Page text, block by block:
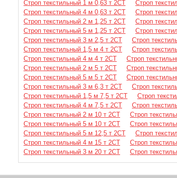
Строп текстильный 1 м 0,63 т 2СТ Строп
Строп текстильный 4 м 0,63 т 2СТ
Строп
Строп текстильный 2 м 1,25 т 2СТ
Строп
Строп текстильный 5 м 1,25 т 2СТ
Строп
Строп текстильный 3 м 2,5 т 2СТ
Строп
Строп текстильный 1,5 м 4 т 2СТ
Строп
Строп текстильный 4 м 4 т 2СТ
Строп
Строп текстильный 2 м 5 т 2СТ
Строп
Строп текстильный 5 м 5 т 2СТ
Строп
Строп текстильный 3 м 6,3 т 2СТ
Строп
Строп текстильный 1,5 м 7,5 т 2СТ
Строп
Строп текстильный 4 м 7,5 т 2СТ
Строп
Строп текстильный 2 м 10 т 2СТ
Строп
Строп текстильный 5 м 10 т 2СТ
Строп
Строп текстильный 5 м 12,5 т 2СТ
Строп
Строп текстильный 4 м 15 т 2СТ
Строп
Строп текстильный 3 м 20 т 2СТ
Строп